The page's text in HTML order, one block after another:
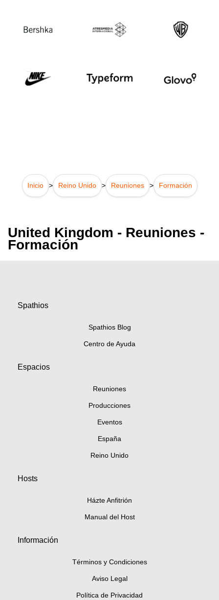
Inicio > Reino Unido > Reuniones > Formación
United Kingdom - Reuniones -
Formación
Spathios
Spathios Blog
Centro de Ayuda
Espacios
Reuniones
Producciones
Eventos
España
Reino Unido
Hosts
Házte Anfitrión
Manual del Host
Información
Términos y Condiciones
Aviso Legal
Política de Privacidad